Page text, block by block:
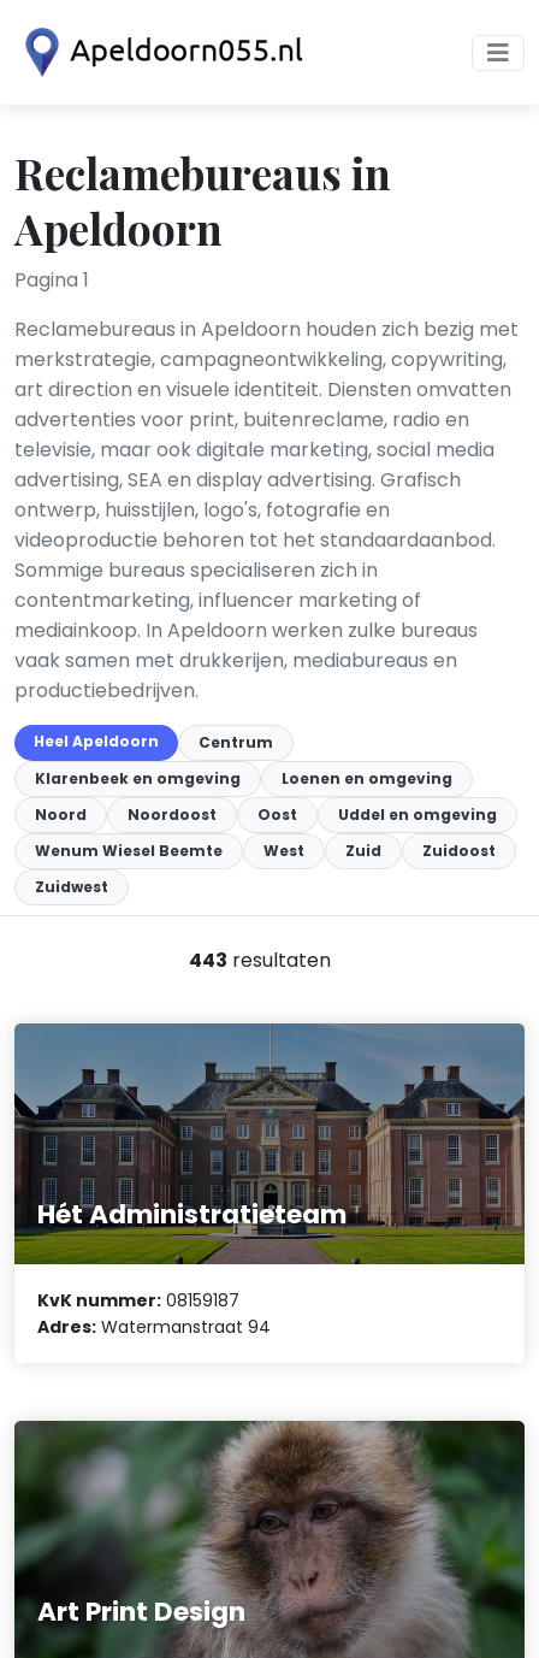
Reclamebureaus in
Apeldoorn
Pagina 1
Reclamebureaus in Apeldoorn houden zich bezig met
merkstrategie, campagneontwikkeling, copywriting,
art direction en visuele identiteit. Diensten omvatten
advertenties voor print, buitenreclame, radio en
televisie, maar ook digitale marketing, social media
advertising, SEA en display advertising. Grafisch
ontwerp, huisstijlen, logo's, fotografie en
videoproductie behoren tot het standaardaanbod.
Sommige bureaus specialiseren zich in
contentmarketing, influencer marketing of
mediainkoop. In Apeldoorn werken zulke bureaus
vaak samen met drukkerijen, mediabureaus en
productiebedrijven.
Heel Apeldoorn
Centrum
Klarenbeek en omgeving
Loenen en omgeving
Noord
Noordoost Oost
Uddel en omgeving
Wenum Wiesel Beemte
West Zuid
Zuidoost
Zuidwest
443 resultaten
Hét Administratieteam
KvK nummer: 08159187
Adres: Watermanstraat 94
Art Print Design